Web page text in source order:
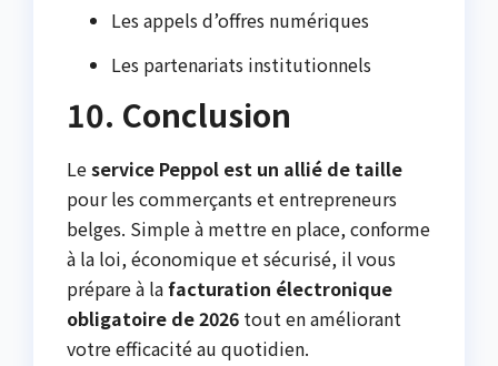
Les appels d’offres numériques
Les partenariats institutionnels
10. Conclusion
Leservice Peppol est un allié de taille
pour les commerçants et entrepreneurs
belges. Simple à mettre en place, conforme
à la loi, économique et sécurisé, il vous
prépare à lafacturation électronique
obligatoire de 2026 tout en améliorant
votre efficacité au quotidien.